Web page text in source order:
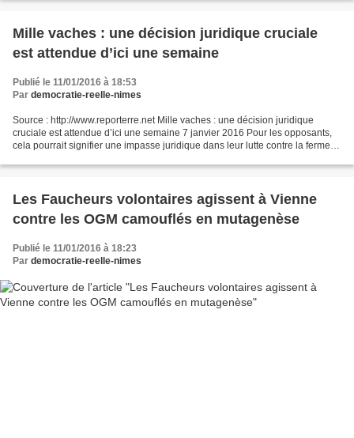
Mille vaches : une décision juridique cruciale
est attendue d’ici une semaine
Publié le 11/01/2016 à 18:53
Par democratie-reelle-nimes
Source : http://www.reporterre.net Mille vaches : une décision juridique
cruciale est attendue d’ici une semaine 7 janvier 2016 Pour les opposants,
cela pourrait signifier une impasse juridique dans leur lutte contre la ferme-
Les Faucheurs volontaires agissent à Vienne
contre les OGM camouflés en mutagenèse
Publié le 11/01/2016 à 18:23
Par democratie-reelle-nimes